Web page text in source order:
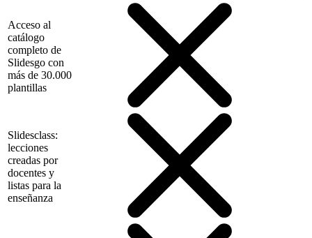
Acceso al
catálogo
completo de
Slidesgo con
más de 30.000
plantillas
Slidesclass:
lecciones
creadas por
docentes y
listas para la
enseñanza